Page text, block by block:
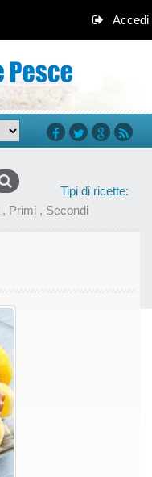
Accedi
Tipi di ricette:
, Primi , Secondi